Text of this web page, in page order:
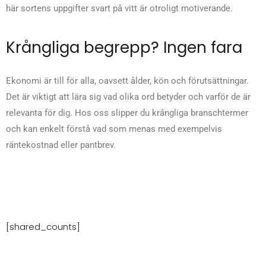
här sortens uppgifter svart på vitt är otroligt motiverande.
Krångliga begrepp? Ingen fara
Ekonomi är till för alla, oavsett ålder, kön och förutsättningar.
Det är viktigt att lära sig vad olika ord betyder och varför de är
relevanta för dig. Hos oss slipper du krångliga branschtermer
och kan enkelt förstå vad som menas med exempelvis
räntekostnad eller pantbrev.
[shared_counts]